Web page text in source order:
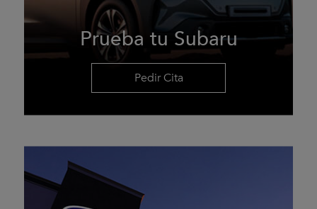
Prueba tu Subaru
Pedir Cita